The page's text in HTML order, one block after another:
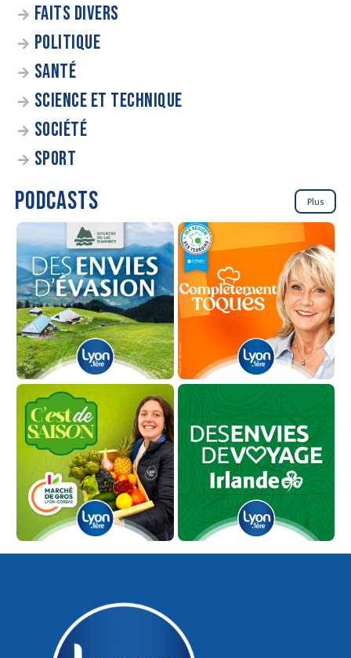
FAITS DIVERS
POLITIQUE
SANTÉ
SCIENCE ET TECHNIQUE
SOCIÉTÉ
SPORT
PODCASTS Plus